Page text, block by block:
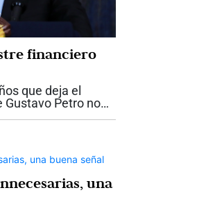
financiero
que deja el
Gustavo Petro no
está únicamente en
una